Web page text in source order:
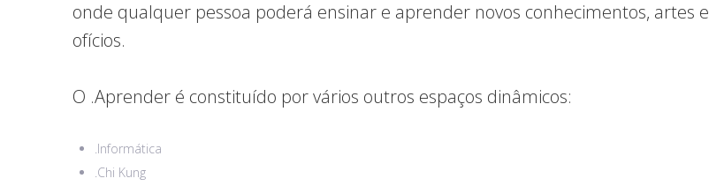
onde qualquer pessoa poderá ensinar e aprender novos conhecimentos, artes e
ofícios.
O .Aprender é constituído por vários outros espaços dinâmicos:
.Informática
.Chi Kung